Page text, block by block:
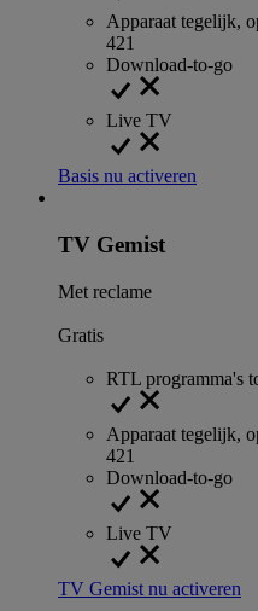
Apparaat tegelijk,
421
Download-to-go
Live TV
Basis nu activeren
TV Gemist
Met reclame
Gratis
RTL programma's
Apparaat tegelijk,
421
Download-to-go
Live TV
TV Gemist nu activeren